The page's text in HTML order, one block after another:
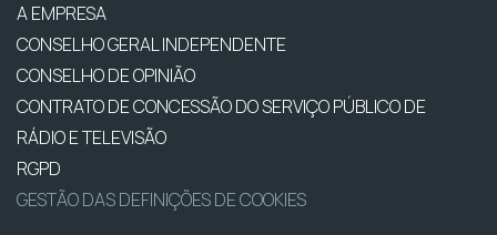
A EMPRESA
CONSELHO GERAL INDEPENDENTE
CONSELHO DE OPINIÃO
CONTRATO DE CONCESSÃO DO SERVIÇO PÚBLICO DE
RÁDIO E TELEVISÃO
RGPD
GESTÃO DAS DEFINIÇÕES DE COOKIES